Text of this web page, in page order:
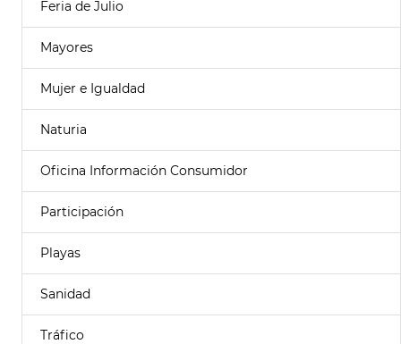
Feria de Julio
Mayores
Mujer e Igualdad
Naturia
Oficina Información Consumidor
Participación
Playas
Sanidad
Tráfico